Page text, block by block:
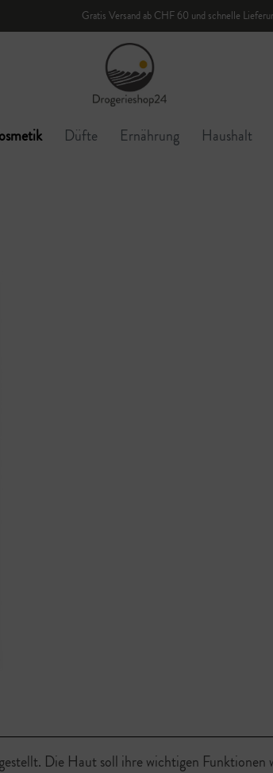
Gratis Versand ab CHF 60 und schnelle
Düfte Ernährung Haushalt
Die Haut soll ihre wichtigen